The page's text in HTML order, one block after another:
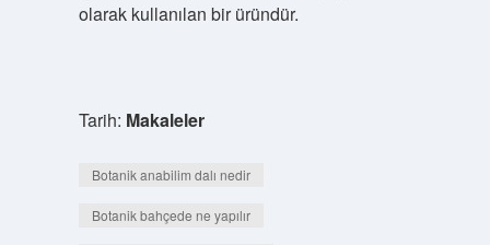
olarak kullanılan bir üründür.
Tarih: Makaleler
Botanik anabilim dalı nedir
Botanik bahçede ne yapılır